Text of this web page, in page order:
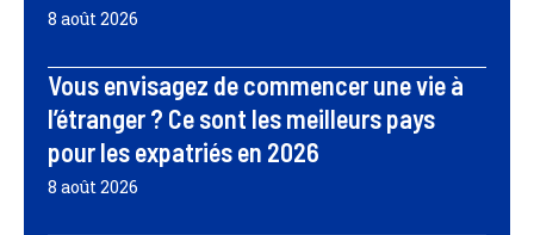
8 août 2026
Vous envisagez de commencer une vie à
l’étranger ? Ce sont les meilleurs pays
pour les expatriés en 2026
8 août 2026